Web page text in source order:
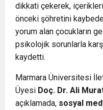
dikkati çekerek,
önceki şöhretini
yorum alan çocukların
psikolojik sorunlarla
kaydetti.
Marmara Üniversitesi
Üyesi Doç. Dr. Ali Murat
açıklamada, sosyal